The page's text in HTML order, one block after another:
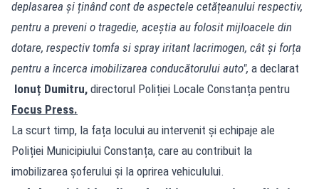
deplasarea și ținând cont de aspectele cetățeanului respectiv,
pentru a preveni o tragedie, aceștia au folosit mijloacele din
dotare, respectiv tomfa si spray iritant lacrimogen, cât și forța
pentru a încerca imobilizarea conducătorului auto", a declarat
Ionuț Dumitru, directorul Poliției Locale Constanța pentru
Focus Press.
La scurt timp, la fața locului au intervenit și echipaje ale
Poliției Municipiului Constanța, care au contribuit la
imobilizarea șoferului și la oprirea vehiculului.